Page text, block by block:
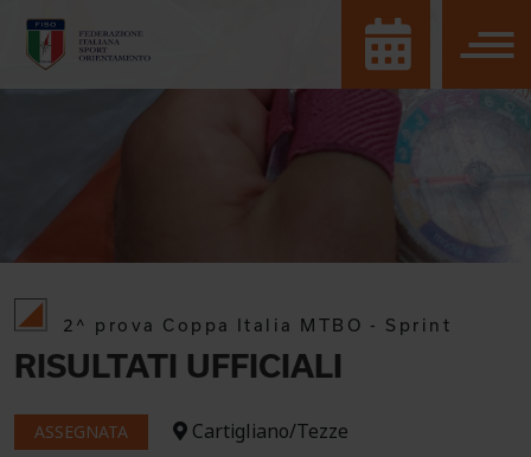
2^ prova Coppa Italia MTBO - Sprint
RISULTATI UFFICIALI
ASSEGNATA Cartigliano/Tezze